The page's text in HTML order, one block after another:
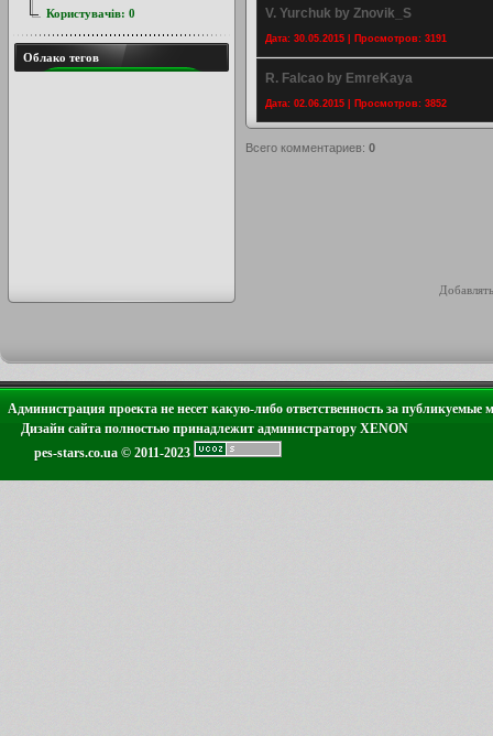
V. Yurchuk by Znovik_S
Дата: 30.05.2015 | Просмотров: 3191
R. Falcao by EmreKaya
Дата: 02.06.2015 | Просмотров: 3852
Всего комментариев: 0
Користувачів: 0
Облако тегов
Администрация проекта не несет какую-либо ответственность за публикуемые
Дизайн сайта полностью принадлежит администратору XENON
pes-stars.co.ua © 2011-2023